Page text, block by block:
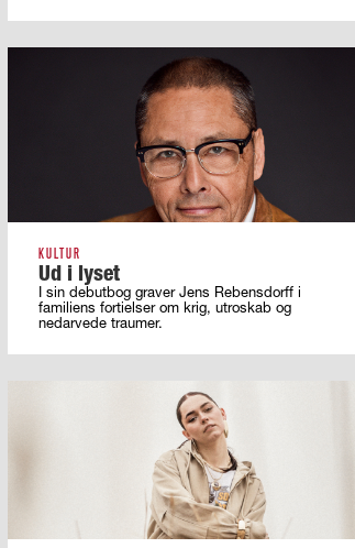
KULTUR
Ud i lyset
I sin debutbog graver Jens Rebensdorff i
familiens fortielser om krig, utroskab og
nedarvede traumer.